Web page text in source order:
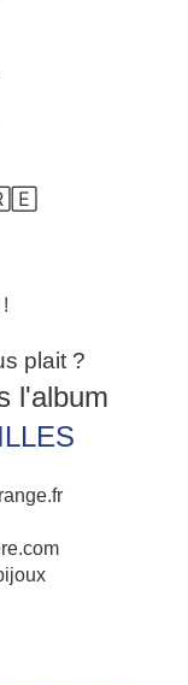
plait ?
l'album